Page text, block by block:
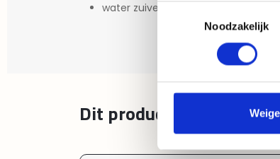
Toestemmingsselectie
Noodzakelijk
water zuiveren 1,2 m³ /uur, excl.
Dit product komt voor